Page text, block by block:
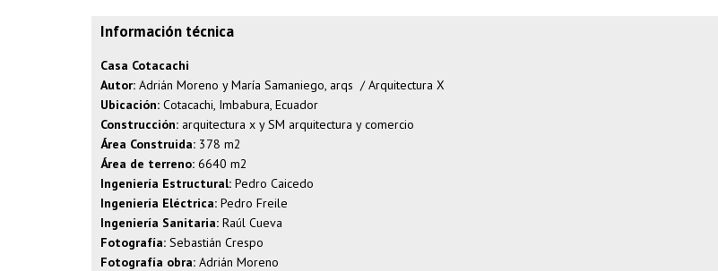
Información técnica
Casa Cotacachi
Autor: Adrián Moreno y María Samaniego, arqs / Arquitectura X
Ubicación: Cotacachi, Imbabura, Ecuador
Construcción: arquitectura x y SM arquitectura y comercio
Área Construida: 378 m2
Área de terreno: 6640 m2
Ingeniería Estructural: Pedro Caicedo
Ingeniería Eléctrica: Pedro Freile
Ingeniería Sanitaria: Raúl Cueva
Fotografía: Sebastián Crespo
Fotografía obra: Adrián Moreno